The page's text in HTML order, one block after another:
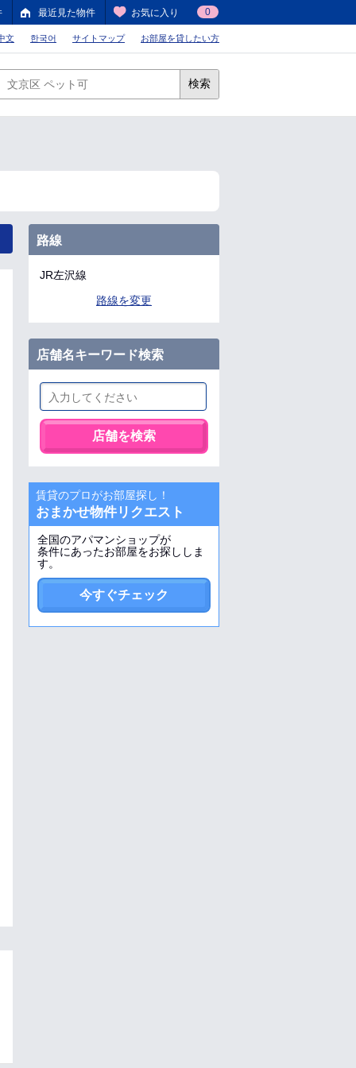
最近見た物件 お気に入り 0
文 한국어 サイトマップ お部屋を貸したい方
検索
路線
JR左沢線
路線を変更
店舗名キーワード検索
店舗を検索
賃貸のプロがお部屋探し！
おまかせ物件リクエスト
全国のアパマンショップが
条件にあったお部屋をお探ししま
す。
今すぐチェック